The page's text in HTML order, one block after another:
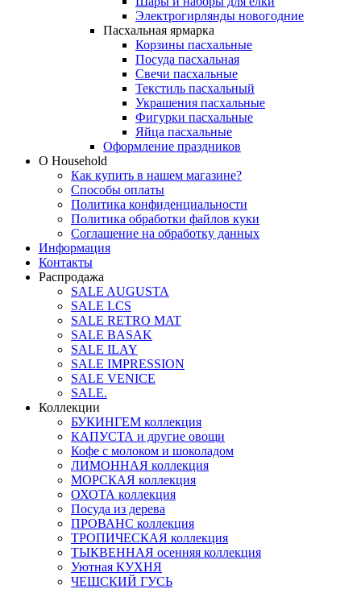
Электрогирлянды новогодние
Пасхальная ярмарка
Корзины пасхальные
Посуда пасхальная
Свечи пасхальные
Текстиль пасхальный
Украшения пасхальные
Фигурки пасхальные
Яйца пасхальные
Оформление праздников
О Household
Как купить в нашем магазине?
Способы оплаты
Политика конфиденциальности
Политика обработки файлов куки
Соглашение на обработку данных
Информация
Контакты
Распродажа
SALE AUGUSTA
SALE LCS
SALE RETRO MAT
SALE BASAK
SALE ILAY
SALE IMPRESSION
SALE VENICE
SALE.
Коллекции
БУКИНГЕМ коллекция
КАПУСТА и другие овощи
Кофе с молоком и шоколадом
ЛИМОННАЯ коллекция
МОРСКАЯ коллекция
ОХОТА коллекция
Посуда из дерева
ПРОВАНС коллекция
ТРОПИЧЕСКАЯ коллекция
ТЫКВЕННАЯ осенняя коллекция
Уютная КУХНЯ
ЧЕШСКИЙ ГУСЬ